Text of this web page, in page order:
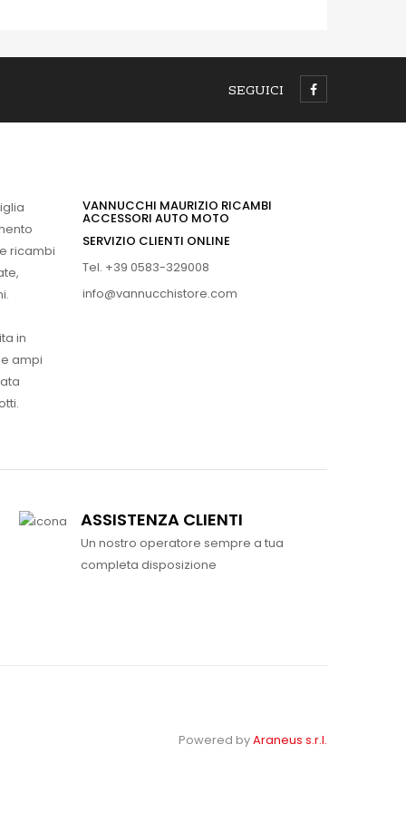
SEGUICI
ricambi
in
ampi
VANNUCCHI MAURIZIO RICAMBI
ACCESSORI AUTO MOTO
SERVIZIO CLIENTI ONLINE
Tel. +39 0583-329008
info@vannucchistore.com
ASSISTENZA CLIENTI
Un nostro operatore sempre a tua
completa disposizione
Powered byAraneus s.r.l.